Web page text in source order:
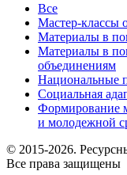
Все
Мастер-классы
Материалы в
Материалы в
объединениям
Национальные
Социальная
Формирование
и молодежной
© 2015-2026.
Все права защищены